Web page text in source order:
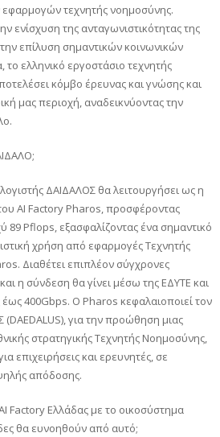
τεχνητής νοημοσύνης.
ενίσχυση της ανταγωνιστικότητας της
επίλυση σημαντικών κοινωνικών
ελληνικό εργοστάσιο τεχνητής
κόμβο έρευνας και γνώσης και
μας περιοχή, αναδεικνύοντας την
ΔΑΙΔΑΛΟΣ θα λειτουργήσει ως η
AI Factory Pharos, προσφέροντας
89 Pflops, εξασφαλίζοντας ένα σημαντικό
χρήση από εφαρμογές Τεχνητής
Διαθέτει επιπλέον σύγχρονες
η σύνδεση θα γίνει μέσω της ΕΔΥΤΕ και
έως 400Gbps. Ο Pharos κεφαλαιοποιεί τον
για την προώθηση μιας
στρατηγικής Τεχνητής Νοημοσύνης,
επιχειρήσεις και ερευνητές, σε
απόδοσης.
Factory Ελλάδας με το οικοσύστημα
θα ευνοηθούν από αυτό;